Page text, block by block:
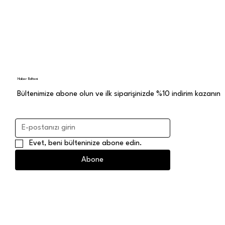
Haber Bülteni
Bültenimize abone olun ve ilk siparişinizde %10 indirim kazanın
Evet, beni bülteninize abone edin.
Abone